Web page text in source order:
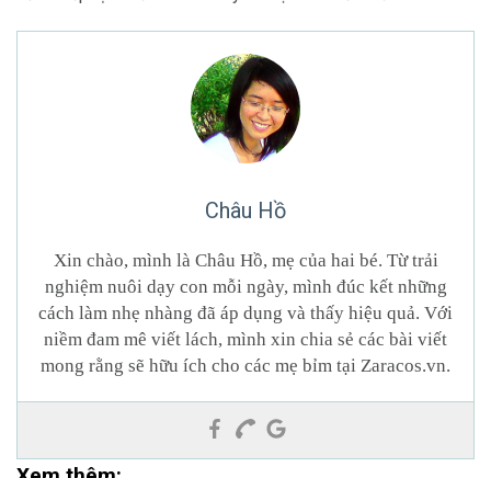
Châu Hồ
Xin chào, mình là Châu Hồ, mẹ của hai bé. Từ trải
nghiệm nuôi dạy con mỗi ngày, mình đúc kết những
cách làm nhẹ nhàng đã áp dụng và thấy hiệu quả. Với
niềm đam mê viết lách, mình xin chia sẻ các bài viết
mong rằng sẽ hữu ích cho các mẹ bỉm tại Zaracos.vn.